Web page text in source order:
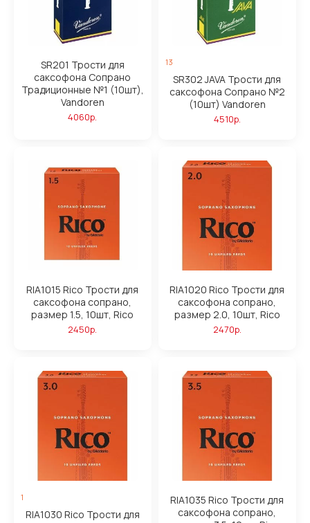
SR201 Трости для
саксофона Сопрано
Традиционные №1 (10шт),
Vandoren
4060р.
13
SR302 JAVA Трости для
саксофона Сопрано №2
(10шт) Vandoren
4510р.
RIA1015 Rico Трости для
саксофона сопрано,
размер 1.5, 10шт, Rico
2450р.
RIA1020 Rico Трости для
саксофона сопрано,
размер 2.0, 10шт, Rico
2470р.
1
RIA1030 Rico Трости для
RIA1035 Rico Трости для
саксофона сопрано,